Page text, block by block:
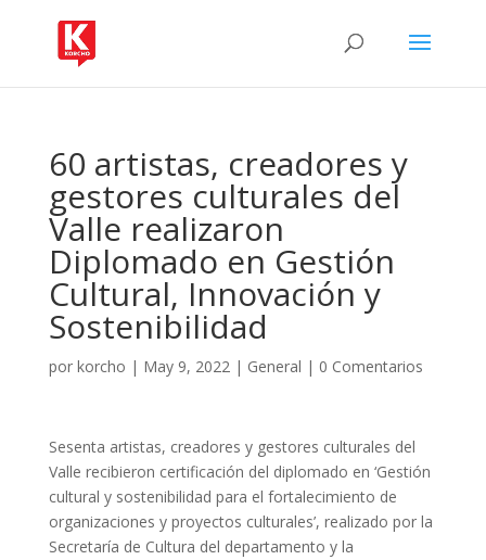
60 artistas, creadores y
gestores culturales del
Valle realizaron
Diplomado en Gestión
Cultural, Innovación y
Sostenibilidad
por korcho | May 9, 2022| General | 0 Comentarios
Sesenta artistas, creadores y gestores culturales del
Valle recibieron certificación del diplomado en ‘Gestión
cultural y sostenibilidad para el fortalecimiento de
organizaciones y proyectos culturales’, realizado por la
Secretaría de Cultura del departamento y la